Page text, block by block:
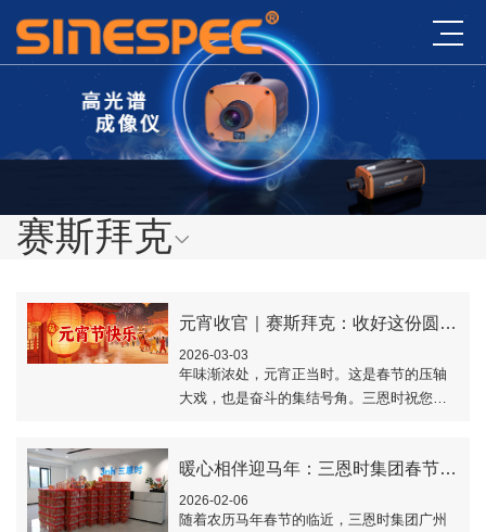
赛斯拜克
元宵收官｜赛斯拜克：收好这份圆满，冲刺全年精彩
2026-03-03
年味渐浓处，元宵正当时。这是春节的压轴
大戏，也是奋斗的集结号角。三恩时祝您：
暖心相伴迎马年：三恩时集团春节福利温暖启程
2026-02-06
随着农历马年春节的临近，三恩时集团广州